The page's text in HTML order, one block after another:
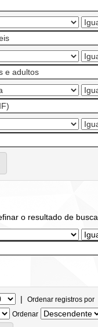
o resultado de busca.
| Ordenar registros por
Ordenar